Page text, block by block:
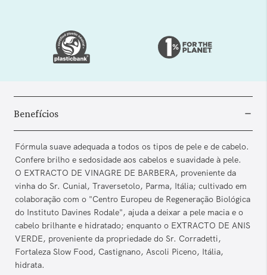
Benefícios
Fórmula suave adequada a todos os tipos de pele e de cabelo.
Confere brilho e sedosidade aos cabelos e suavidade à pele.
O EXTRACTO DE VINAGRE DE BARBERA, proveniente da
vinha do Sr. Cunial, Traversetolo, Parma, Itália; cultivado em
colaboração com o "Centro Europeu de Regeneração Biológica
do Instituto Davines Rodale", ajuda a deixar a pele macia e o
cabelo brilhante e hidratado; enquanto o EXTRACTO DE ANIS
VERDE, proveniente da propriedade do Sr. Corradetti,
Fortaleza Slow Food, Castignano, Ascoli Piceno, Itália,
hidrata.